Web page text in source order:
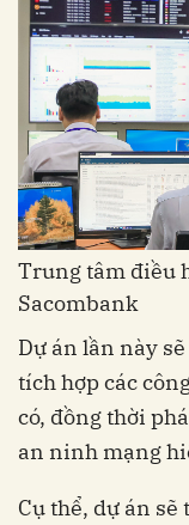
Trung tâm điều
Sacombank
Dự án lần này
tích hợp các
có, đồng thời
an ninh mạng
Cụ thể, dự án sẽ